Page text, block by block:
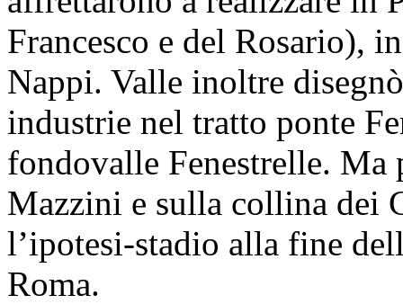
Francesco e del Rosario),
Nappi. Valle inoltre
industrie nel tratto ponte
fondovalle Fenestrelle. Ma
Mazzini e sulla collina dei
l’ipotesi-stadio alla fine
Roma.